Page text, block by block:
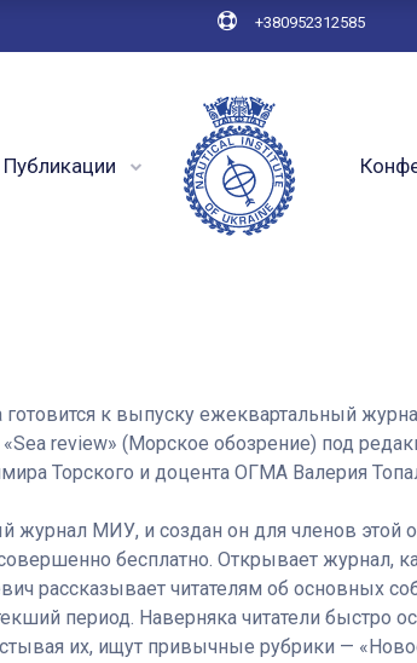
+380952312585
Публикации
готовится к выпуску ежеквартальный
review» (Морское обозрение) под
Торского и доцента ОГМА Валерия
журнал МИУ, и создан он для членов этой
бесплатно. Открывает журнал,
рассказывает читателям об основных
период. Наверняка читатели быстро
их, ищут привычные рубрики —